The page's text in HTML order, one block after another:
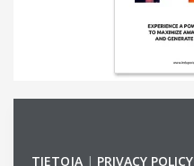
TIETOJA | PRIVACY POLICY